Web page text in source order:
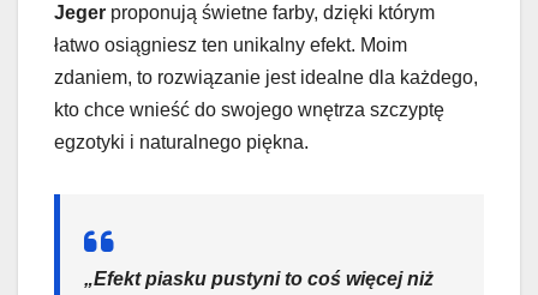
Jeger proponują świetne farby, dzięki którym
łatwo osiągniesz ten unikalny efekt. Moim
zdaniem, to rozwiązanie jest idealne dla każdego,
kto chce wnieść do swojego wnętrza szczyptę
egzotyki i naturalnego piękna.
„Efekt piasku pustyni to coś więcej niż